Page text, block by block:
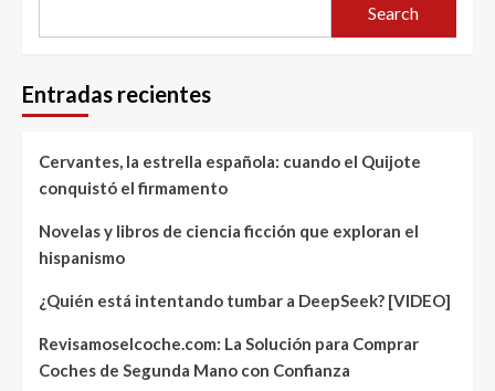
Search
Entradas recientes
Cervantes, la estrella española: cuando el Quijote
conquistó el firmamento
Novelas y libros de ciencia ficción que exploran el
hispanismo
¿Quién está intentando tumbar a DeepSeek? [VIDEO]
Revisamoselcoche.com: La Solución para Comprar
Coches de Segunda Mano con Confianza